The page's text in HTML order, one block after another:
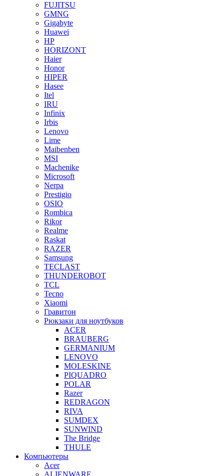
FUJITSU
GMNG
Gigabyte
Huawei
HP
HORIZONT
Haier
Honor
HIPER
Hasee
Itel
IRU
Infinix
Irbis
Lenovo
Lime
Maibenben
MSI
Machenike
Microsoft
Nerpa
Prestigio
OSIO
Rombica
Rikor
Realme
Raskat
RAZER
Samsung
TECLAST
THUNDEROBOT
TCL
Tecno
Xiaomi
Гравитон
Рюкзаки для ноутбуков
ACER
BRAUBERG
GERMANIUM
LENOVO
MOLESKINE
PIQUADRO
POLAR
Razer
REDRAGON
RIVA
SUMDEX
SUNWIND
The Bridge
THULE
Компьютеры
Acer